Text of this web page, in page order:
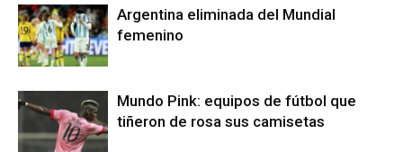
Argentina eliminada del Mundial
femenino
Mundo Pink: equipos de fútbol que
tiñeron de rosa sus camisetas